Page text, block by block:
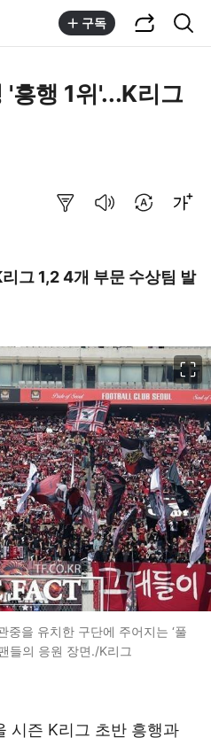
구독
'흥행 1위'...K리그
그 1,2 4개 부문 수상팀 발
중을 유치한 구단에 주어지는 ‘풀
들의 응원 장면./K리그
시즌 K리그 초반 흥행과